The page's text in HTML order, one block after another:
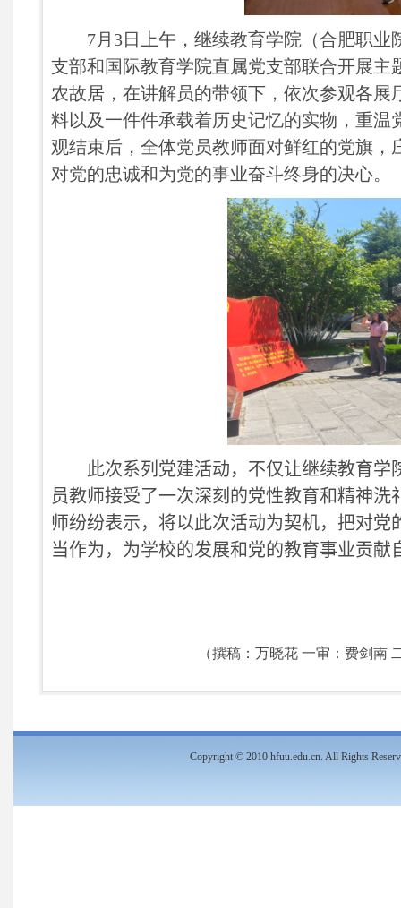
7月 3日上午，继续教育学院（合肥职业
支部和国际教育学院直属党支部联合开展
农故居，在讲解员的带领下，依次参观各
料以及一件件承载着历史记忆的实物，重
观结束后，全体党员教师面对鲜红的党旗
对党的忠诚和为党的事业奋斗终身的决心。
此次系列党建活动，不仅让继续教育学
员教师接受了一次深刻的党性教育和精神
师纷纷表示，将以此次活动为契机，把对
当作为，为学校的发展和党的教育事业贡献
（撰稿：万晓花 一审：费剑南 二
Copyright © 2010 hfuu.edu.cn. All Rights